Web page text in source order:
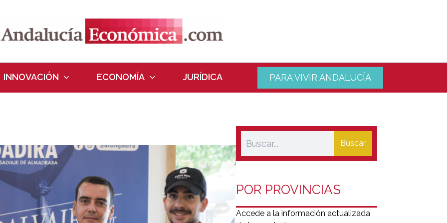
INNOVACIÓN ECONOMÍA JURÍDICA PARA VIVIR ANDALUCÍA
Buscar
POR PROVINCIAS
Accede a la información actualizada